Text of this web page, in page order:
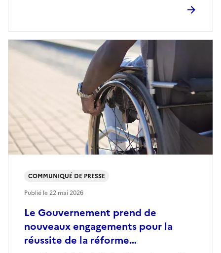
Le Gouvernement prend de
nouveaux engagements pour la
réussite de la réforme…
COMMUNIQUÉ DE PRESSE
Publié le22 mai 2026